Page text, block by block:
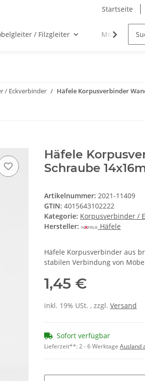
Startseite
/ Filzgleiter Möbelgriffe
/ Eckverbinder Häfele Korpusverbinder
Häfele
Schraube
Artikelnummer: 2021-11409
GTIN: 4015643102222
Kategorie: Korpusverbinder /
Hersteller:
Häfele
Häfele Korpusverbinder aus
stabilen Verbindung von
1,45 €
inkl. 19% USt. , zzgl. Versand
Sofort verfügbar
Lieferzeit**:2 - 6 Werktage Ausland